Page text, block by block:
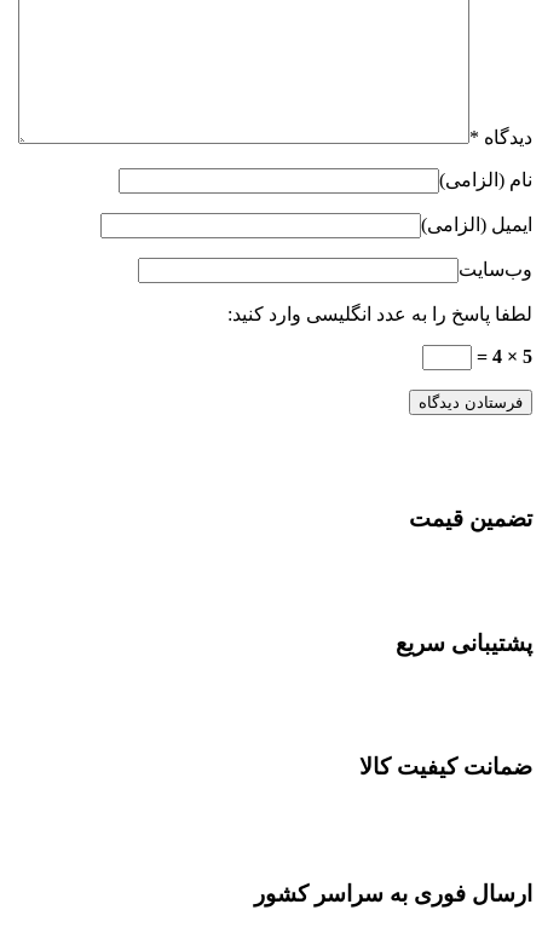
دیدگاه *
نام (الزامی)
ایمیل (الزامی)
وب‌سایت
لطفا پاسخ را به عدد انگلیسی وارد کنید:
5 × 4 =
تضمین قیمت
پشتیبانی سریع
ضمانت کیفیت کالا
ارسال فوری به سراسر کشور